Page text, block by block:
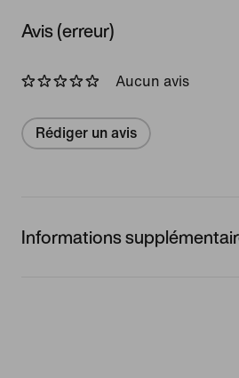
Avis (erreur)
Aucun avis
Rédiger un avis
Informations